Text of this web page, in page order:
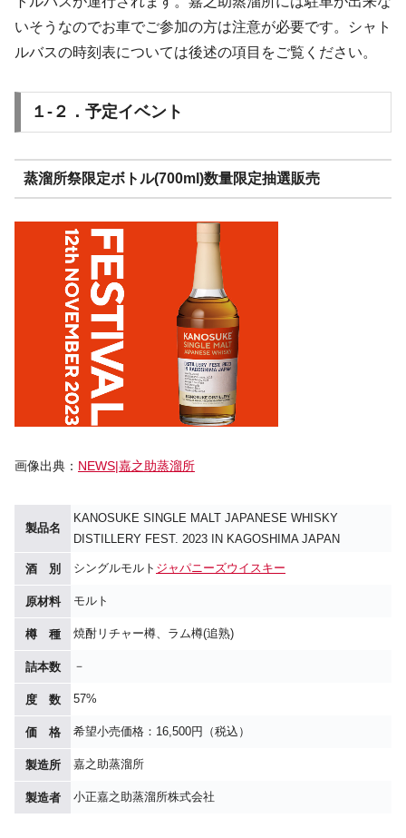
いそうなのでお車でご参加の方は注意が必要です。シャト
ルバスの時刻表については後述の項目をご覧ください。
１-２．予定イベント
蒸溜所祭限定ボトル(700ml)数量限定抽選販売
画像出典： NEWS|嘉之助蒸溜所
製品名
KANOSUKE SINGLE MALT JAPANESE WHISKY
DISTILLERY FEST. 2023 IN KAGOSHIMA JAPAN
酒 別 シングルモルト ジャパニーズウイスキー
原材料 モルト
樽 種 焼酎リチャー樽、ラム樽(追熟)
詰本数 －
度 数 57%
価 格 希望小売価格：16,500円（税込）
製造所 嘉之助蒸溜所
製造者 小正嘉之助蒸溜所株式会社